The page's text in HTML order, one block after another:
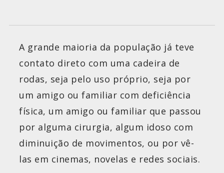
A grande maioria da população já teve
contato direto com uma cadeira de
rodas, seja pelo uso próprio, seja por
um amigo ou familiar com deficiência
física, um amigo ou familiar que passou
por alguma cirurgia, algum idoso com
diminuição de movimentos, ou por vê-
las em cinemas, novelas e redes sociais.